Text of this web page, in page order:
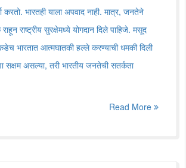
करतो. भारतही याला अपवाद नाही. मात्र, जनतेने
राष्ट्रीय सुरक्षेमध्ये योगदान दिले पाहिजे. मसूद
भारतात आत्मघातकी हल्ले करण्याची धमकी दिली
सक्षम असल्या, तरी भारतीय जनतेची सतर्कता
Read More